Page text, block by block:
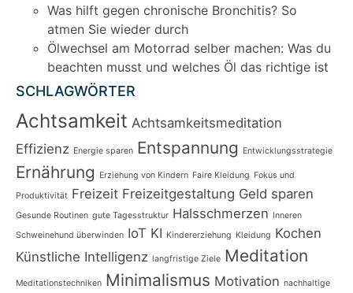
Was hilft gegen chronische Bronchitis? So
atmen Sie wieder durch
Ölwechsel am Motorrad selber machen: Was du
beachten musst und welches Öl das richtige ist
SCHLAGWÖRTER
Achtsamkeit Achtsamkeitsmeditation
Effizienz Energie sparen Entspannung Entwicklungsstrategie
Ernährung Erziehung von Kindern Faire Kleidung Fokus und
Produktivität Freizeit Freizeitgestaltung Geld sparen
Gesunde Routinen gute Tagesstruktur Halsschmerzen Inneren
Schweinehund überwinden IoT KI Kindererziehung Kleidung Kochen
Künstliche Intelligenz langfristige Ziele Meditation
Meditationstechniken Minimalismus Motivation nachhaltige